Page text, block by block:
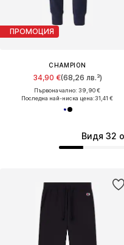
Видя 32
ПРОМОЦИЯ
CHAMPION
34,90 €(68,26 лв.³)
Първоначално: 39,90 €
Последна най-ниска цена:31,41 €